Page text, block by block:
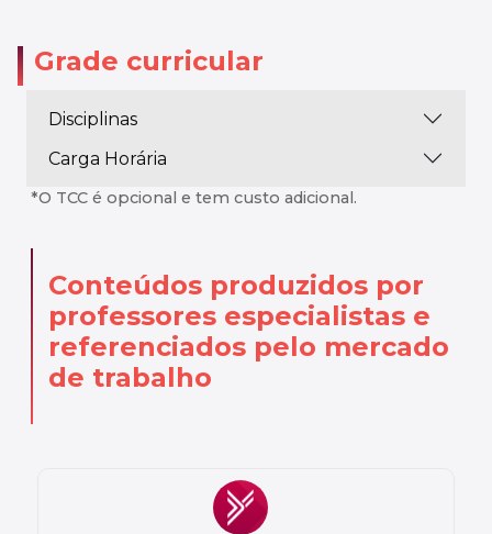
Grade curricular
Disciplinas
Carga Horária
*O TCC é opcional e tem custo adicional.
Conteúdos produzidos por
professores especialistase
referenciados pelo mercado
de trabalho